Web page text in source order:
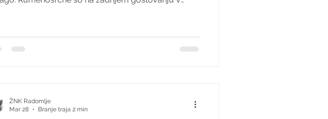
a je tudi zasedba mlajših deklet hitro
na igrišču. Gostiteljice tekme so napade
ŽNK Radomlje
Mar 28
Branje traja 2 min